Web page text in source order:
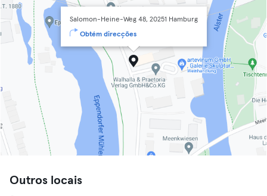
Salomon-Heine-Weg 48, 20251 Hamburg
Obtém direcções
Outros locais